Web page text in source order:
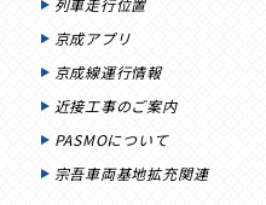
列車走行位置
京成アプリ
京成線運行情報
近接工事のご案内
PASMOについて
宗吾車両基地拡充関連